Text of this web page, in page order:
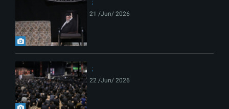
21 /Jun/ 2026
22 /Jun/ 2026